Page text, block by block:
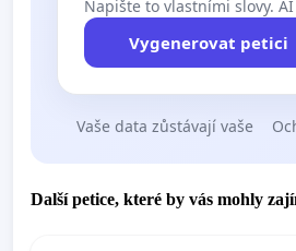
Napište to vlastními slovy.
Vygenerovat petici
Vaše data zůstávají vaše
Další petice, které by vás mohly